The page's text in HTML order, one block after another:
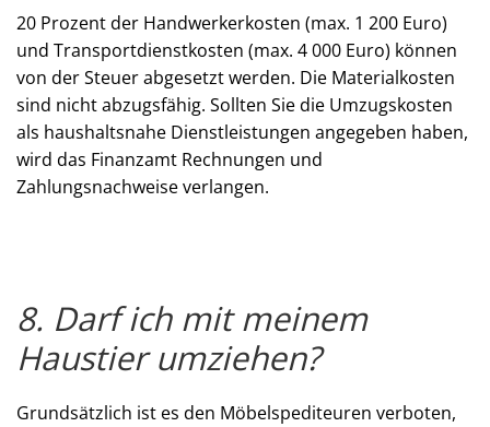
20 Prozent der Handwerkerkosten (max. 1 200 Euro)
und Transportdienstkosten (max. 4 000 Euro) können
von der Steuer abgesetzt werden. Die Materialkosten
sind nicht abzugsfähig. Sollten Sie die Umzugskosten
als haushaltsnahe Dienstleistungen angegeben haben,
wird das Finanzamt Rechnungen und
Zahlungsnachweise verlangen.
8. Darf ich mit meinem
Haustier umziehen?
Grundsätzlich ist es den Möbelspediteuren verboten,